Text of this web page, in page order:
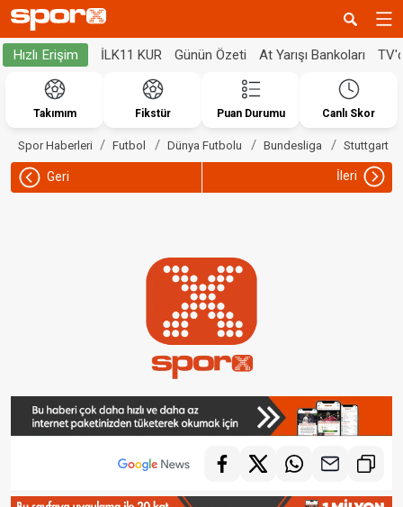
Hızlı Erişim İLK11 KUR Günün Özeti At Yarışı Bankoları
Takımım Fikstür Puan Durumu Canlı Skor
Spor Haberleri Futbol Dünya Futbolu Bundesliga Stuttgart
Geri İleri